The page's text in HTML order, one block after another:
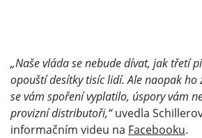
„Naše vláda se nebude dívat, jak třetí
opouští desítky tisíc lidí. Ale naopak
se vám spoření vyplatilo, úspory vám
provizní distributoři,“uvedla
informačním videu na Facebooku.